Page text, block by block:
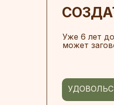
Уже 6 лет
может